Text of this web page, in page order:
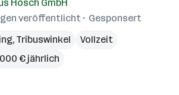
Hösch GmbH
veröffentlicht
Gesponsert
, Tribuswinkel
Vollzeit
€ jährlich